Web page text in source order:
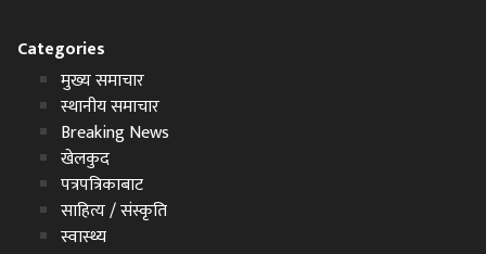
Categories
मुख्य समाचार
स्थानीय समाचार
Breaking News
खेलकुद
पत्रपत्रिकाबाट
साहित्य / संस्कृति
स्वास्थ्य